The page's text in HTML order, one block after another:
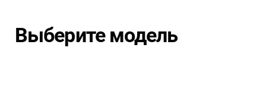
Выберите модель